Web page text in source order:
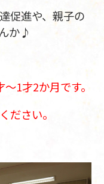
促進や、親子の
か♪
1才2か月です。
ださい。